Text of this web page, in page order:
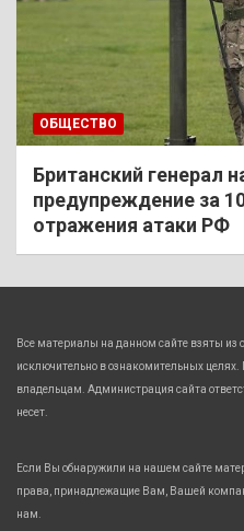
ОБЩЕСТВО
Британский генерал
предупреждение за
отражения атаки РФ
Все материалы на данном сайте взяты из
исключительно в ознакомительных
владельцам. Администрация сайта
несет.
Если Вы обнаружили на нашем сайте
права, принадлежащие Вам, Вашей
нам.